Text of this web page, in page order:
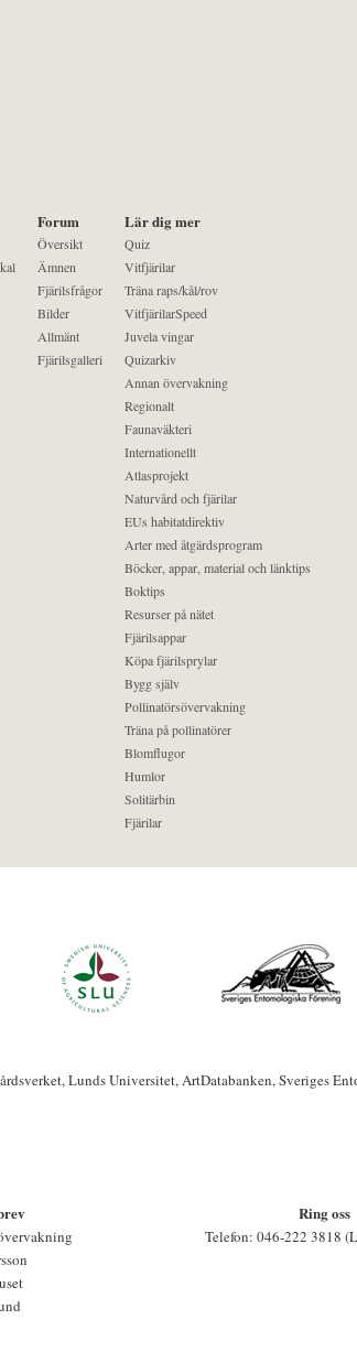
Forum
Översikt
Ämnen
Fjärilsfrågor
Bilder
Allmänt
Fjärilsgalleri
Lär dig mer
Quiz
Vitfjärilar
Träna raps/kål/rov
VitfjärilarSpeed
Juvela vingar
Quizarkiv
Annan övervakning
Regionalt
Faunaväkteri
Internationellt
Atlasprojekt
Naturvård och fjärilar
EUs habitatdirektiv
Arter med åtgärdsprogram
Böcker, appar, material och länktips
Boktips
Resurser på nätet
Fjärilsappar
Köpa fjärilsprylar
Bygg själv
Pollinatörsövervakning
Träna på pollinatörer
Blomflugor
Humlor
Solitärbin
Fjärilar
Lunds Universitet, ArtDatabanken, Sveriges
Ring oss
Telefon: 046-222 3818